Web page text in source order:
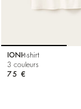
IONI t-shirt
3 couleurs
75 €